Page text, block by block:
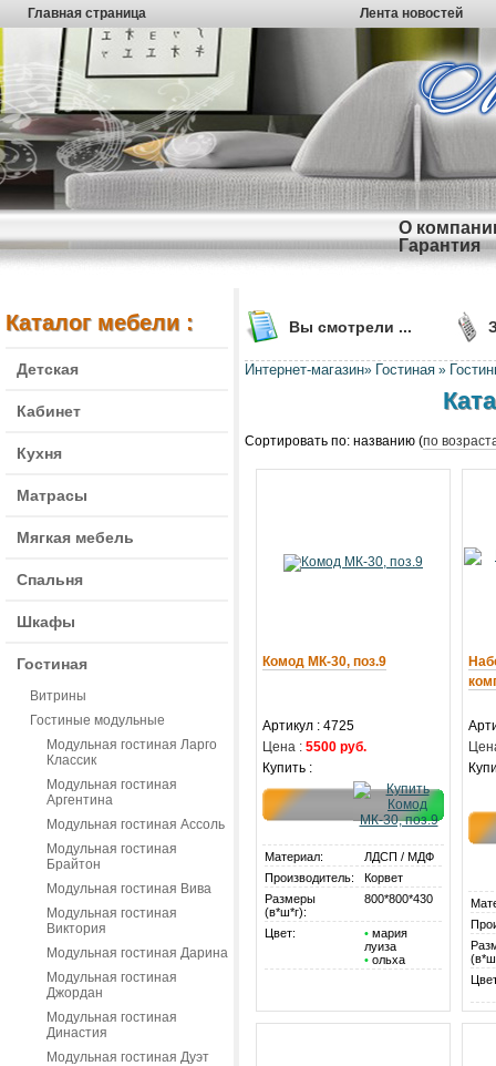
Главная страница Лента новостей
О
Гарантия
Каталог мебели :
Детская
Кабинет
Кухня
Матрасы
Мягкая мебель
Спальня
Шкафы
Гостиная
Витрины
Гостиные модульные
Модульная гостиная Ларго
Классик
Модульная гостиная
Аргентина
Модульная гостиная Ассоль
Модульная гостиная
Брайтон
Модульная гостиная Вива
Модульная гостиная
Виктория
Модульная гостиная Дарина
Модульная гостиная
Джордан
Модульная гостиная
Династия
Модульная гостиная Дуэт
Вы смотрели ...
Интернет-магазин» Гостиная »
Сортировать по: названию (по
Комод МК-30, поз.9
Артикул : 4725
Цена : 5500 руб.
Купить :
Материал:
ЛДСП / МДФ
Производитель:
Корвет
Размеры
(в*ш*г):
800*800*430
Цвет: • мария
луиза
• ольха